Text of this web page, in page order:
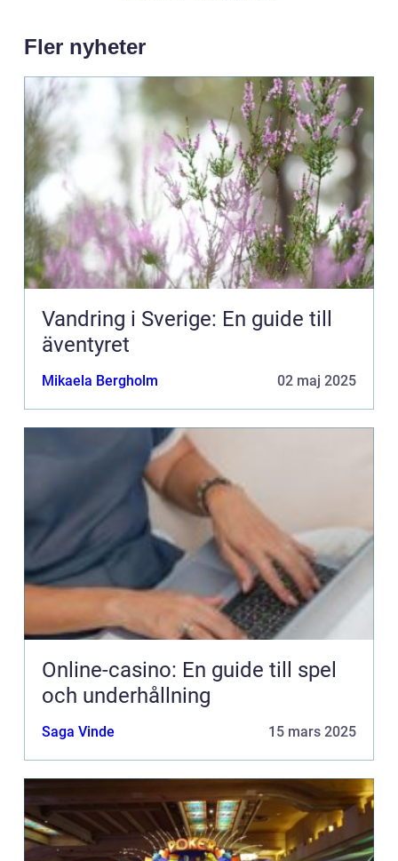
Fler nyheter
Vandring i Sverige: En guide till
äventyret
Mikaela Bergholm 02 maj 2025
Online-casino: En guide till spel
och underhållning
Saga Vinde 15 mars 2025